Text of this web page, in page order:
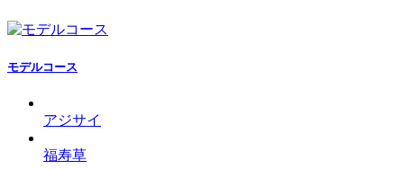
モデルコース
アジサイ
福寿草